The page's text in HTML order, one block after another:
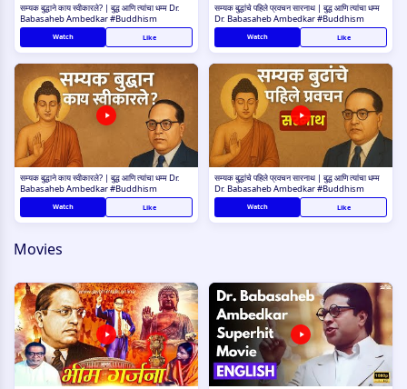
सम्यक बुद्धाने काय स्वीकारले? | बुद्ध आणि त्यांचा धम्म Dr.
Babasaheb Ambedkar #Buddhism
Watch Like
सम्यक बुद्धांचे पहिले प्रवचन सारनाथ | बुद्ध आणि त्यांचा धम्म
Dr. Babasaheb Ambedkar #Buddhism
Watch Like
सम्यक बुद्धाने काय स्वीकारले? | बुद्ध आणि त्यांचा धम्म Dr.
Babasaheb Ambedkar #Buddhism
Watch Like
सम्यक बुद्धांचे पहिले प्रवचन सारनाथ | बुद्ध आणि त्यांचा धम्म
Dr. Babasaheb Ambedkar #Buddhism
Watch Like
Movies